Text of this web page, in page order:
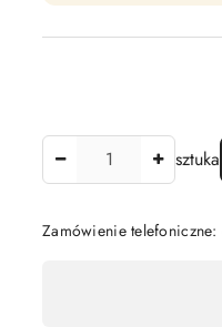
sztuka
Zamówienie